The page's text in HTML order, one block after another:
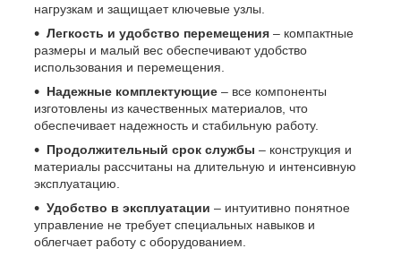
нагрузкам и защищает ключевые узлы.
Легкость и удобство перемещения – компактные
размеры и малый вес обеспечивают удобство
использования и перемещения.
Надежные комплектующие – все компоненты
изготовлены из качественных материалов, что
обеспечивает надежность и стабильную работу.
Продолжительный срок службы – конструкция и
материалы рассчитаны на длительную и интенсивную
эксплуатацию.
Удобство в эксплуатации – интуитивно понятное
управление не требует специальных навыков и
облегчает работу с оборудованием.